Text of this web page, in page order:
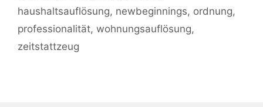
haushaltsauflösung, newbeginnings, ordnung,
professionalität, wohnungsauflösung,
zeitstattzeug